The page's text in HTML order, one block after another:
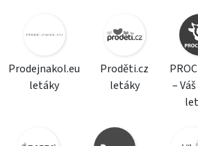
Prodejnakol.eu
letáky
Proděti.cz
letáky
–